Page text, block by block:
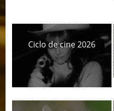
Ciclo de cine 2026